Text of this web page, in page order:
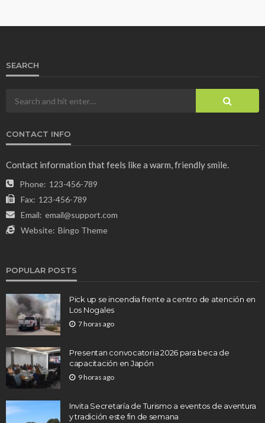
SEARCH
CONTACT INFO
Contact information that feels like a warm, friendly smile.
Phone: 123-456-789
Fax: 123-456-789
Email: email@support.com
Website: Bingo Theme
POPULAR POSTS
Pick up se incendia frente a centro de atención en
Los Nogales
7 horas ago
Presentan convocatoria 2026 para beca de
capacitación en Japón
9 horas ago
Invita Secretaría de Turismo a eventos de aventura
y tradición este fin de semana